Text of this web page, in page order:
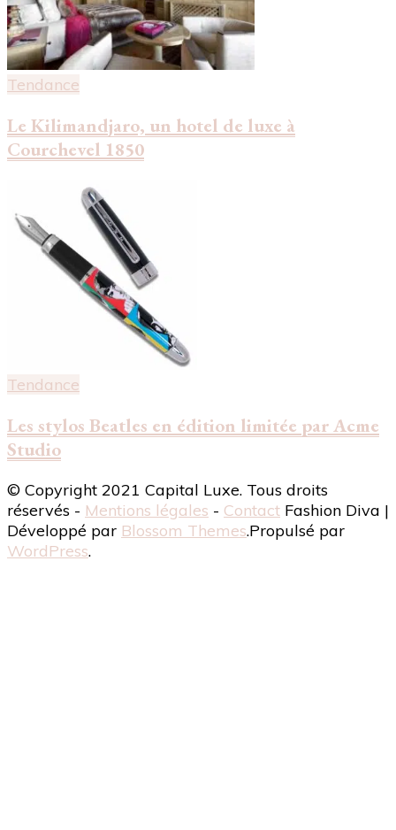
Tendance
Le Kilimandjaro, un hotel de luxe à
Courchevel 1850
Tendance
Les stylos Beatles en édition limitée par Acme
Studio
© Copyright 2021 Capital Luxe. Tous droits
réservés - Mentions légales - Contact Fashion Diva |
Développé par Blossom Themes.Propulsé par
WordPress.